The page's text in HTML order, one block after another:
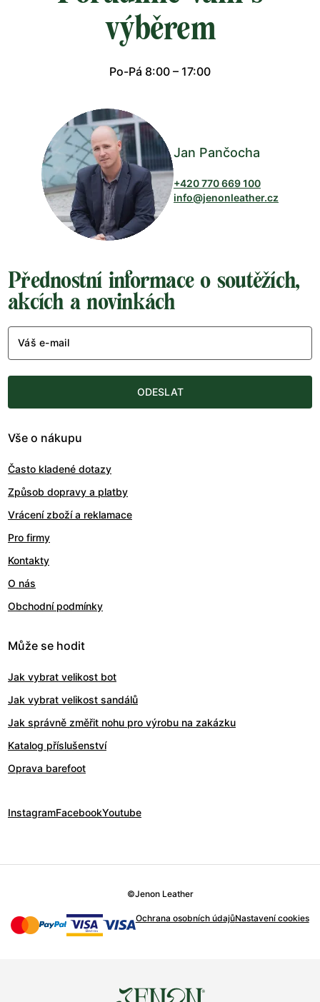
výběrem
Po-Pá 8:00 – 17:00
Jan Pančocha
+420 770 669 100
info@jenonleather.cz
Přednostní informace o soutěžích,
akcích a novinkách
Váš e-mail
ODESLAT
Vše o nákupu
Často kladené dotazy
Způsob dopravy a platby
Vrácení zboží a reklamace
Pro firmy
Kontakty
O nás
Obchodní podmínky
Může se hodit
Jak vybrat velikost bot
Jak vybrat velikost sandálů
Jak správně změřit nohu pro výrobu na zakázku
Katalog příslušenství
Oprava barefoot
InstagramFacebookYoutube
©Jenon Leather
Ochrana osobních údajůNastavení cookies